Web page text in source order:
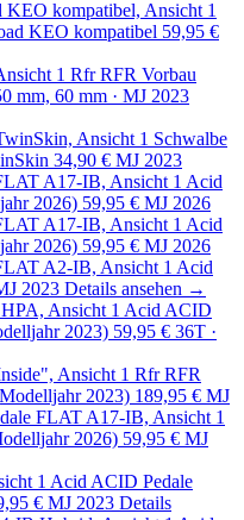
KEO kompatibel 59,95 €
Rfr RFR Vorbau
mm, 60 mm · MJ 2023
Schwalbe
34,90 € MJ 2023
Acid
2026) 59,95 € MJ 2026
Acid
2026) 59,95 € MJ 2026
Acid
2023 Details ansehen →
Acid ACID
2023) 59,95 € 36T ·
Rfr RFR
2023) 189,95 € MJ
2026) 59,95 € MJ
Acid ACID Pedale
€ MJ 2023 Details